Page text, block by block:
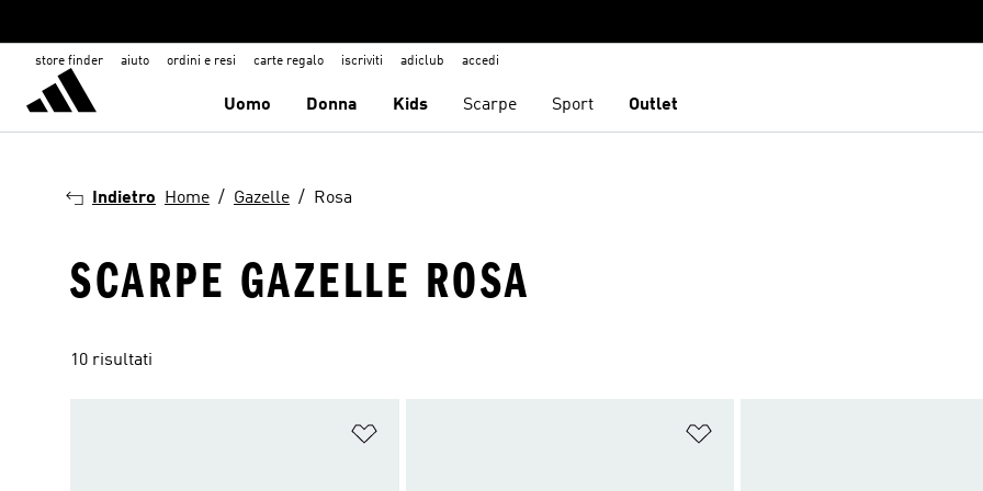
store finder aiuto ordini e resi carte regalo iscriviti adiclub accedi
Uomo Donna Kids Scarpe Sport Outlet
Indietro Home Gazelle Rosa
SCARPE GAZELLE ROSA
10 risultati